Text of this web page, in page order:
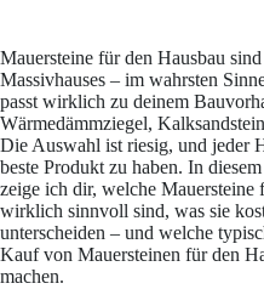
Mauersteine für den Hausbau
Massivhauses – im wahrsten
passt wirklich zu deinem
Wärmedämmziegel,
Die Auswahl ist riesig, und jeder
beste Produkt zu haben. In
zeige ich dir, welche Mauersteine
wirklich sinnvoll sind, was sie
unterscheiden – und welche
Kauf von Mauersteinen für den
machen.